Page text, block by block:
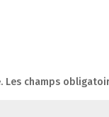
Les champs